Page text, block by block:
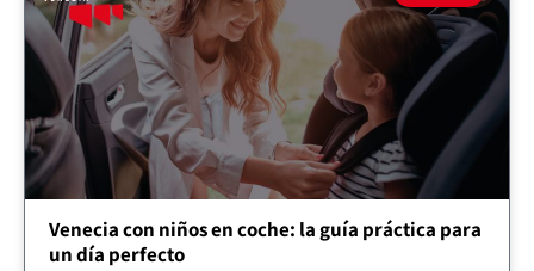
Venecia con niños en coche: la guía práctica para
un día perfecto